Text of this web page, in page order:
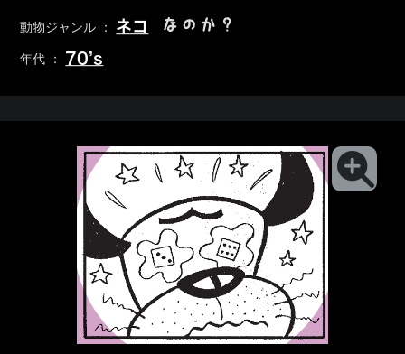
動物ジャンル ： ネコ なのか？
年代 ： 70’s